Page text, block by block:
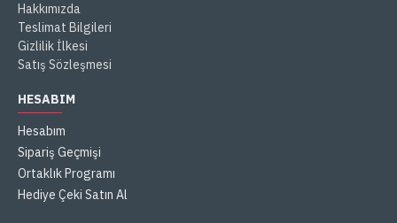
Hakkımızda
Teslimat Bilgileri
Gizlilik İlkesi
Satış Sözleşmesi
HESABIM
Hesabım
Sipariş Geçmişi
Ortaklık Programı
Hediye Çeki Satın Al